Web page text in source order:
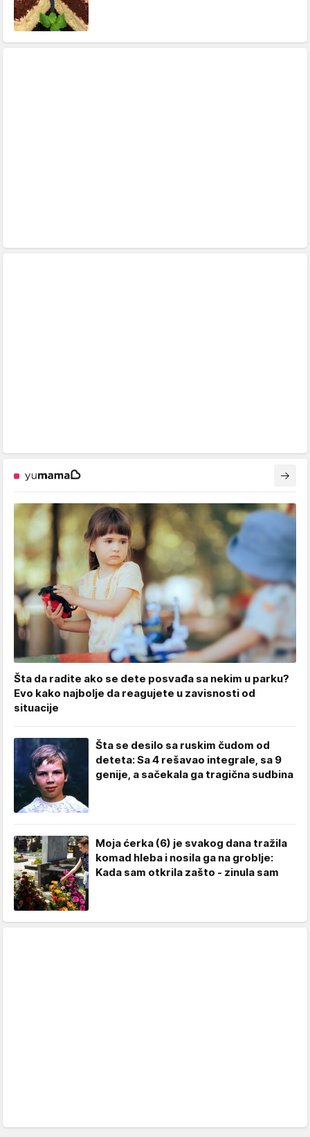
Šta da radite ako se dete posvađa sa nekim u parku?
Evo kako najbolje da reagujete u zavisnosti od
situacije
Šta se desilo sa ruskim čudom od
deteta: Sa 4 rešavao integrale, sa 9
genije, a sačekala ga tragična sudbina
Moja ćerka (6) je svakog dana tražila
komad hleba i nosila ga na groblje:
Kada sam otkrila zašto - zinula sam